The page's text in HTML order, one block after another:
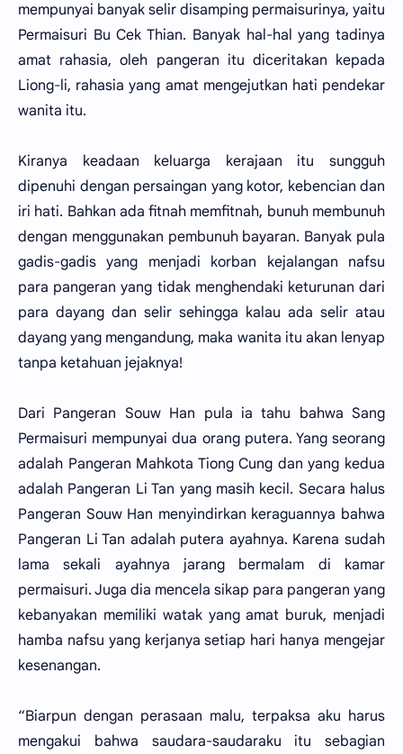
mempunyai banyak selir disamping permaisurinya, yaitu
Permaisuri Bu Cek Thian. Banyak hal-hal yang tadinya
amat rahasia, oleh pangeran itu diceritakan kepada
Liong-li, rahasia yang amat mengejutkan hati pendekar
wanita itu.
Kiranya keadaan keluarga kerajaan itu sungguh
dipenuhi dengan persaingan yang kotor, kebencian dan
iri hati. Bahkan ada fitnah memfitnah, bunuh membunuh
dengan menggunakan pembunuh bayaran. Banyak pula
gadis-gadis yang menjadi korban kejalangan nafsu
para pangeran yang tidak menghendaki keturunan dari
para dayang dan selir sehingga kalau ada selir atau
dayang yang mengandung, maka wanita itu akan lenyap
tanpa ketahuan jejaknya!
Dari Pangeran Souw Han pula ia tahu bahwa Sang
Permaisuri mempunyai dua orang putera. Yang seorang
adalah Pangeran Mahkota Tiong Cung dan yang kedua
adalah Pangeran Li Tan yang masih kecil. Secara halus
Pangeran Souw Han menyindirkan keraguannya bahwa
Pangeran Li Tan adalah putera ayahnya. Karena sudah
lama sekali ayahnya jarang bermalam di kamar
permaisuri. Juga dia mencela sikap para pangeran yang
kebanyakan memiliki watak yang amat buruk, menjadi
hamba nafsu yang kerjanya setiap hari hanya mengejar
kesenangan.
“Biarpun dengan perasaan malu, terpaksa aku harus
mengakui bahwa saudara-saudaraku itu sebagian